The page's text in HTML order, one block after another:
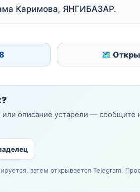
Каримова, ЯНГИБАЗАР.
🗺
или описание устарели —
затем открывается Telegram.